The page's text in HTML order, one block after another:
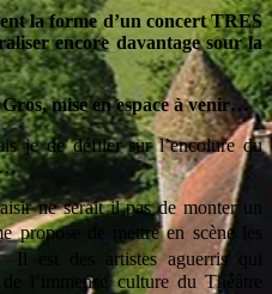
la forme d’un concert TRES
encore davantage sour la
mise en espace à venir…
je de défiler sur l’encolure du
ne serait il pas de monter un
de mettre en scène les
est des artistes aguerris qui
l’immense culture du Théâtre